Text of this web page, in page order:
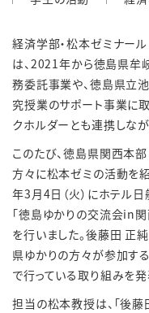
経済学部・松本ゼミナール
は、2021年から徳島県牟
務委託事業や、徳島県立
究授業のサポート事業に
クホルダーとも連携しなが
このたび、徳島県関西本
方々に松本ゼミの活動を
年3月4日（火）にホテル
「徳島ゆかりの交流会in
を行いました。後藤田 正
県ゆかりの方々が参加す
で行っている取り組みを発
担当の松本教授は、「後